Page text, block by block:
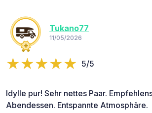
Tukano77
11/05/2026
5/5
Idylle pur! Sehr nettes Paar.
Abendessen. Entspannte Atmosphäre.